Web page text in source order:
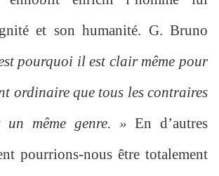
et son humanité. G. Bruno
pourquoi il est clair même pour
ordinaire que tous les contraires
un même genre. » En d’autres
pourrions-nous être totalement